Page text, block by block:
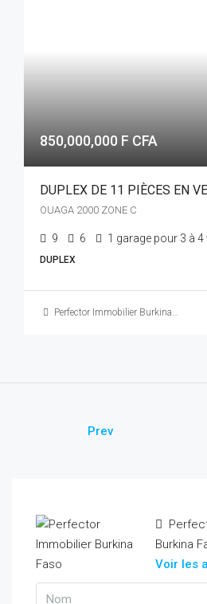
850,000,000 F CFA
OUAGA 2000 ZONE C
9 6 1 garage pour 3 à 4
DUPLEX
Perfector Immobilier Burkina Faso
Prev
Burkina
Voir les